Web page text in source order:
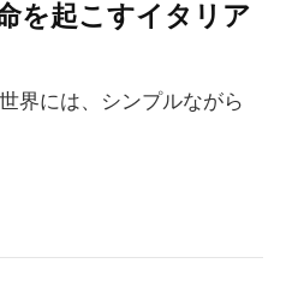
を起こすイタリア
界には、シンプルながら